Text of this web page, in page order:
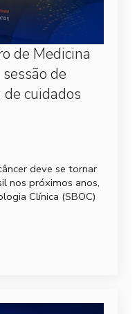
de Medicina
de
cuidados
deve se tornar
nos próximos anos,
Clínica (SBOC)